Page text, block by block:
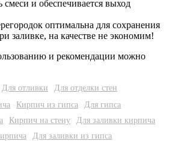
смеси и обеспечивается выход
оптимальна для сохранения
заливке, на качестве не экономим!
и рекомендации можно
Для отливки
Для отделки стен
Кирпич из гипса
Для гипса
Кирпич на стену
Для заливки кирпича
Для заливки из гипса